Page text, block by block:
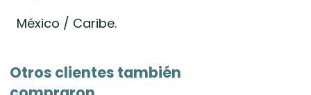
México / Caribe.
Otros clientes también